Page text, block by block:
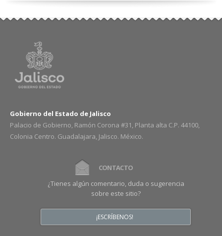
Gobierno del Estado de Jalisco
Palacio de Gobierno, Ramón Corona #31, Planta alta C.P. 44100,
Colonia Centro. Guadalajara, Jalisco. México.
CONTACTO
¿Tienes algún comentario, duda o sugerencia
sobre este sitio?
¡ESCRÍBENOS!